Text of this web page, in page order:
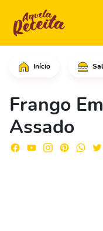
Início
Frango
Assado
Comece